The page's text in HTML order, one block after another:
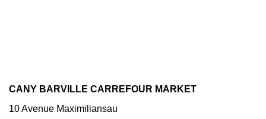
CANY BARVILLE CARREFOUR MARKET
10 Avenue Maximiliansau